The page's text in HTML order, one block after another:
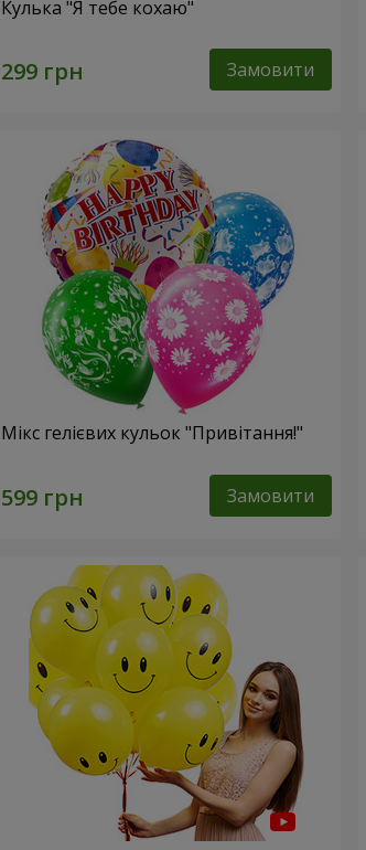
Кулька "Я тебе кохаю"
Замовити
Мікс гелієвих кульок "Привітання!"
Замовити